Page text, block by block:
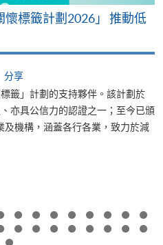
懷標籤計劃2026」 推動低
分享
籤」計劃的支持夥伴。該計劃於
亦具公信力的認證之一；至今已頒
機構，涵蓋各行各業，致力於減